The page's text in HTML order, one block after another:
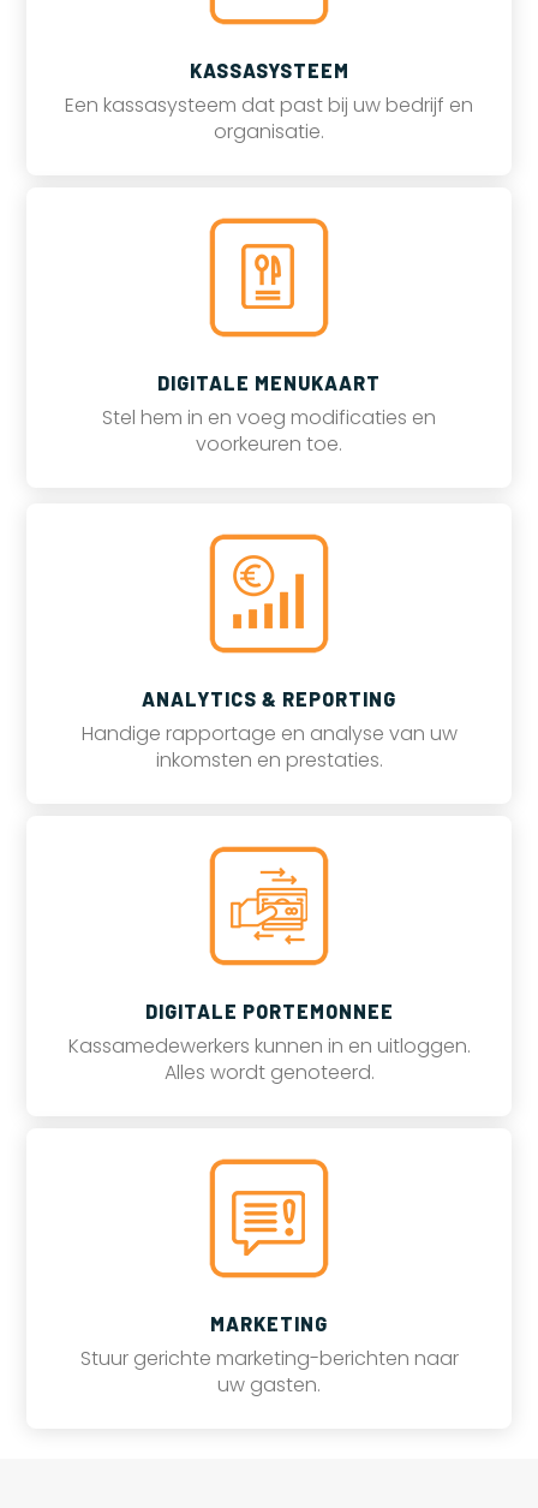
KASSASYSTEEM
Een kassasysteem dat past bij uw bedrijf en
organisatie.
DIGITALE MENUKAART
Stel hem in en voeg modificaties en
voorkeuren toe.
ANALYTICS & REPORTING
Handige rapportage en analyse van uw
inkomsten en prestaties.
DIGITALE PORTEMONNEE
Kassamedewerkers kunnen in en uitloggen.
Alles wordt genoteerd.
MARKETING
Stuur gerichte marketing-berichten naar
uw gasten.